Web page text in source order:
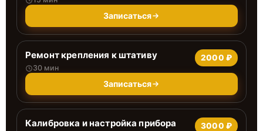
Записаться
Ремонт крепления к штативу
30 мин
2000 ₽
Записаться
Калибровка и настройка прибора 3000 ₽